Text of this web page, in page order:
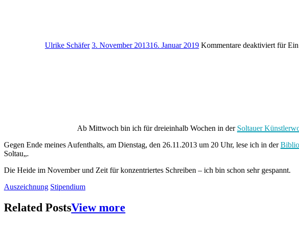
Ulrike Schäfer 3. November 201316. Januar 2019 Kommentare deaktiviert für
Ab Mittwoch bin ich für dreieinhalb Wochen in der Soltauer
Gegen Ende meines Aufenthalts, am Dienstag, den 26.11.2013 um 20 Uhr, lese ich in der
Soltau„.
Die Heide im November und Zeit für konzentriertes Schreiben – ich bin schon sehr gespannt.
Auszeichnung Stipendium
Related PostsView more